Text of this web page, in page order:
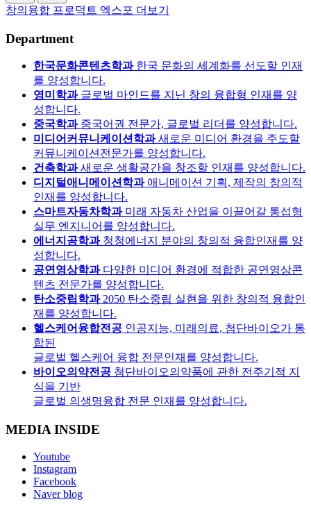
창의융합 프로덕트 엑스포 더보기
Department
한국문화콘텐츠학과 한국 문화의 세계화를 선도할 인재
를 양성합니다.
영미학과 글로벌 마인드를 지닌 창의 융합형 인재를 양
성합니다.
중국학과 중국어권 전문가, 글로벌 리더를 양성합니다.
미디어커뮤니케이션학과 새로운 미디어 환경을 주도할
커뮤니케이션전문가를 양성합니다.
건축학과 새로운 생활공간을 창조할 인재를 양성합니다.
디지털애니메이션학과 애니메이션 기획, 제작의 창의적
인재를 양성합니다.
스마트자동차학과 미래 자동차 산업을 이끌어갈 통섭형
실무 엔지니어를 양성합니다.
에너지공학과 청청에너지 분야의 창의적 융합인재를 양
성합니다.
공연영상학과 다양한 미디어 환경에 적합한 공연영상콘
텐츠 전문가를 양성합니다.
탄소중립학과 2050 탄소중립 실현을 위한 창의적 융합인
재를 양성합니다.
헬스케어융합전공 인공지능, 미래의료, 첨단바이오가 통
합된
글로벌 헬스케어 융합 전문인재를 양성합니다.
바이오의약전공 첨단바이오의약품에 관한 전주기적 지
식을 기반
글로벌 의생명융합 전문 인재를 양성합니다.
MEDIA INSIDE
Youtube
Instagram
Facebook
Naver blog